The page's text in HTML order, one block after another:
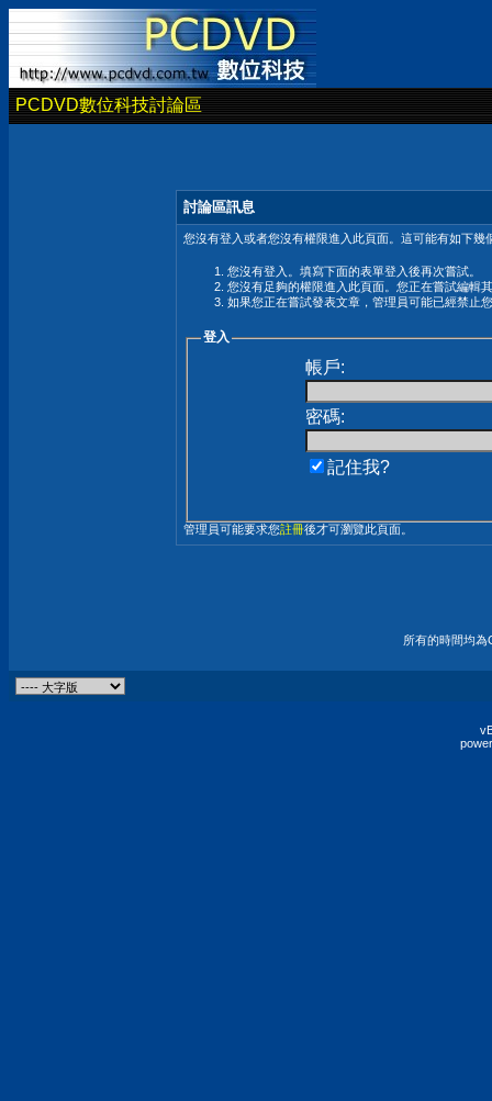
PCDVD數位科技討論區
討論區訊息
您沒有登入或者您沒有權限進入此頁面。這可能有如下幾
您沒有登入。填寫下面的表單登入後再次嘗試。
您沒有足夠的權限進入此頁面。您正在嘗試編輯
如果您正在嘗試發表文章，管理員可能已經禁止
登入
帳戶:
密碼:
記住我?
管理員可能要求您註冊後才可瀏覽此頁面。
所有的時間均為